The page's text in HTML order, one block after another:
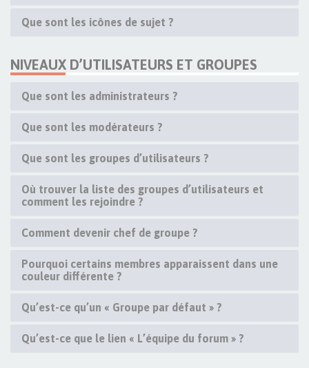
Que sont les icônes de sujet ?
NIVEAUX D’UTILISATEURS ET GROUPES
Que sont les administrateurs ?
Que sont les modérateurs ?
Que sont les groupes d’utilisateurs ?
Où trouver la liste des groupes d’utilisateurs et
comment les rejoindre ?
Comment devenir chef de groupe ?
Pourquoi certains membres apparaissent dans une
couleur différente ?
Qu’est-ce qu’un « Groupe par défaut » ?
Qu’est-ce que le lien « L’équipe du forum » ?